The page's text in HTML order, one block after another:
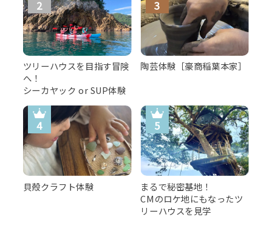
鼻をくすぐる珈琲のいい香り。朝は丁寧に煎れた1杯のコ
ーヒーから。［一例］
ツリーハウスを目指す冒険
へ！
シーカヤック or SUP体験
陶芸体験［豪商稲葉本家］
貝殻クラフト体験
まるで秘密基地！
CMのロケ地にもなったツ
リーハウスを見学